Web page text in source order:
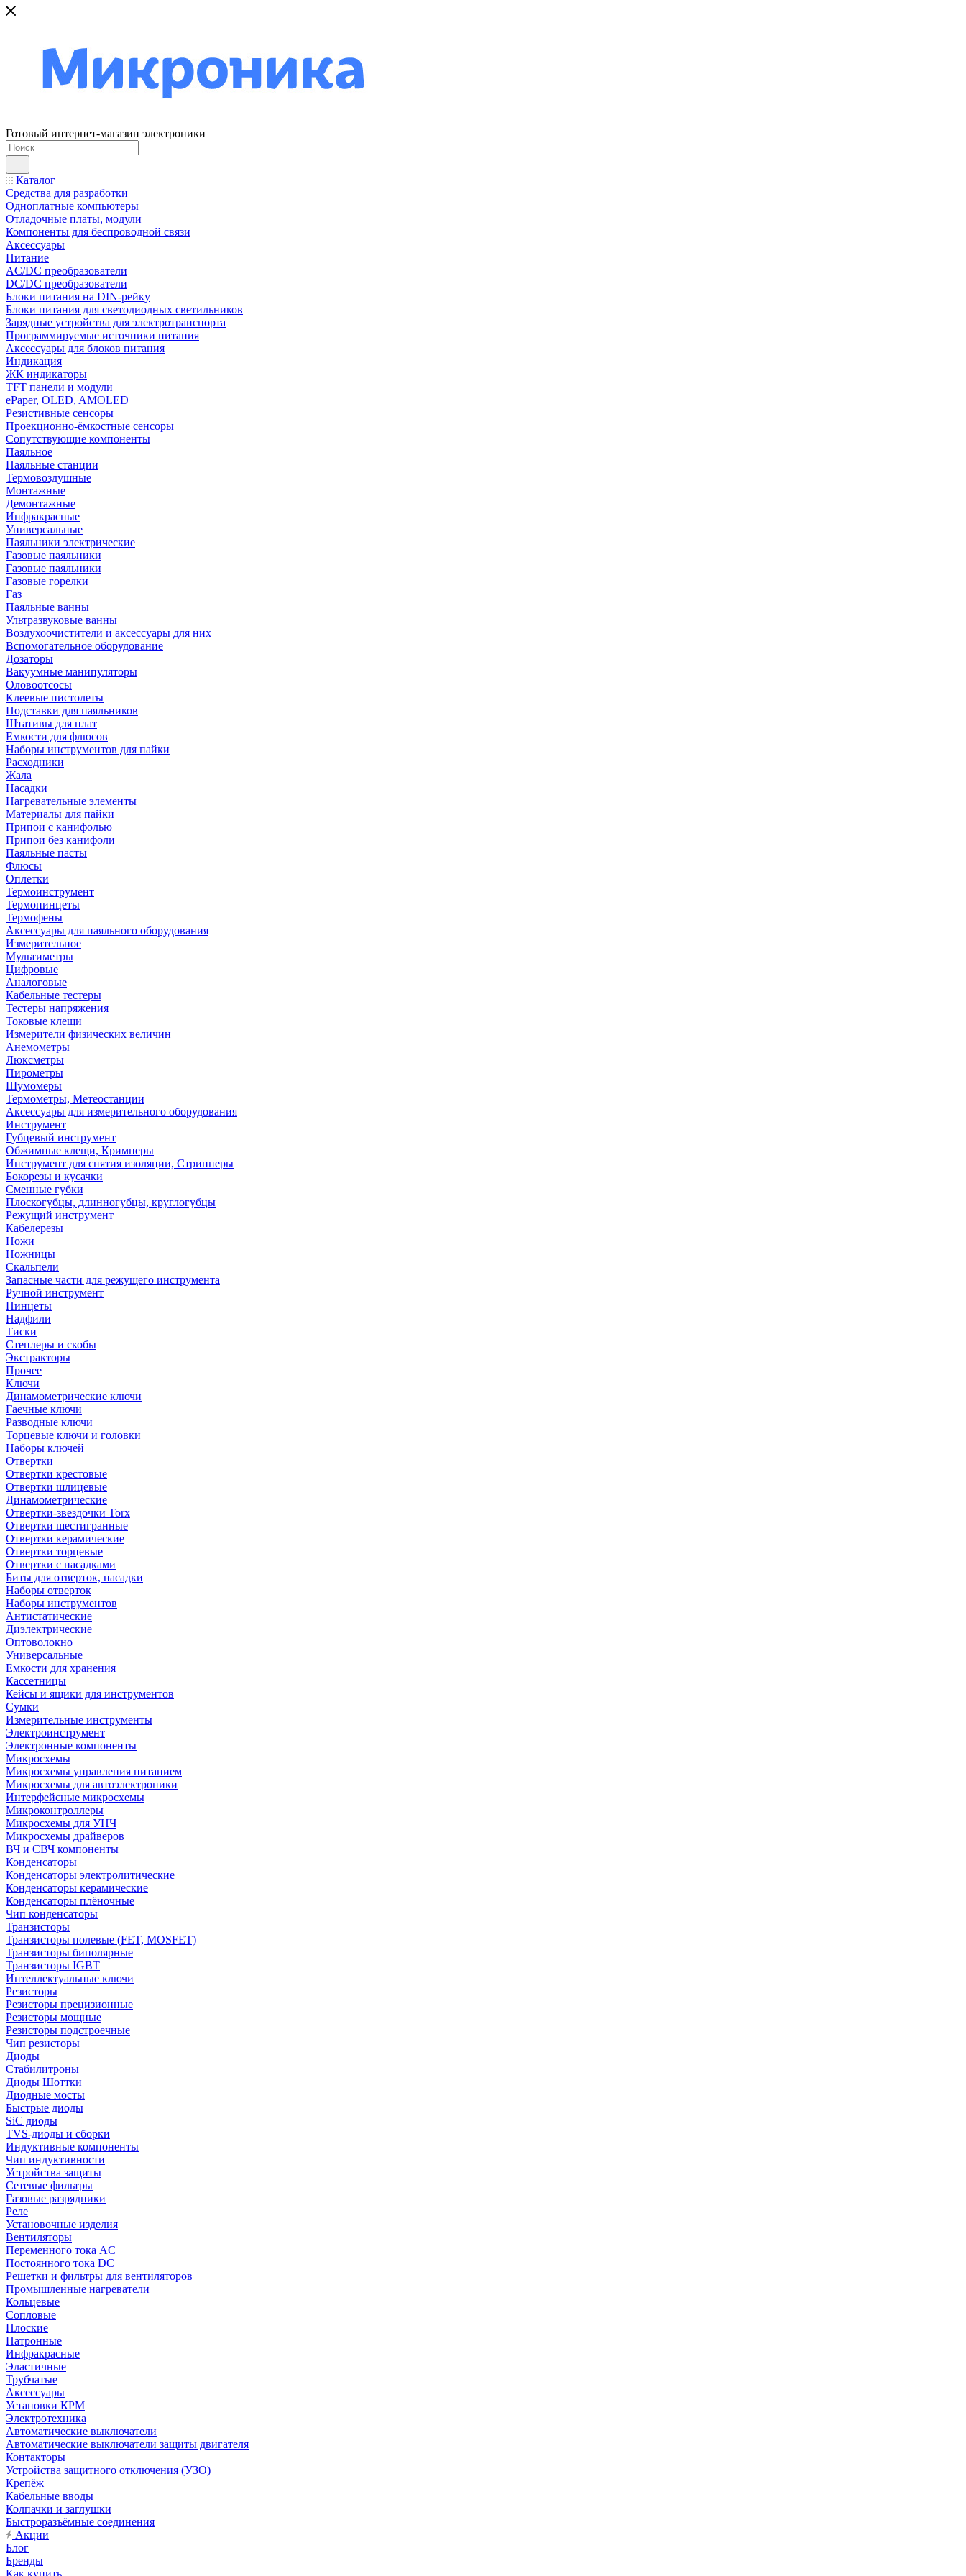
Готовый интернет-магазин электроники
Каталог
Средства для разработки
Одноплатные компьютеры
Отладочные платы, модули
Компоненты для беспроводной связи
Аксессуары
Питание
AC/DC преобразователи
DC/DC преобразователи
Блоки питания на DIN-рейку
Блоки питания для светодиодных светильников
Зарядные устройства для электротранспорта
Программируемые источники питания
Аксессуары для блоков питания
Индикация
ЖК индикаторы
TFT панели и модули
ePaper, OLED, AMOLED
Резистивные сенсоры
Проекционно-ёмкостные сенсоры
Сопутствующие компоненты
Паяльное
Паяльные станции
Термовоздушные
Монтажные
Демонтажные
Инфракрасные
Универсальные
Паяльники электрические
Газовые паяльники
Газовые паяльники
Газовые горелки
Газ
Паяльные ванны
Ультразвуковые ванны
Воздухоочистители и аксессуары для них
Вспомогательное оборудование
Дозаторы
Вакуумные манипуляторы
Оловоотсосы
Клеевые пистолеты
Подставки для паяльников
Штативы для плат
Емкости для флюсов
Наборы инструментов для пайки
Расходники
Жала
Насадки
Нагревательные элементы
Материалы для пайки
Припои с канифолью
Припои без канифоли
Паяльные пасты
Флюсы
Оплетки
Термоинструмент
Термопинцеты
Термофены
Аксессуары для паяльного оборудования
Измерительное
Мультиметры
Цифровые
Аналоговые
Кабельные тестеры
Тестеры напряжения
Токовые клещи
Измерители физических величин
Анемометры
Люксметры
Пирометры
Шумомеры
Термометры, Метеостанции
Аксессуары для измерительного оборудования
Инструмент
Губцевый инструмент
Обжимные клещи, Кримперы
Инструмент для снятия изоляции, Стрипперы
Бокорезы и кусачки
Сменные губки
Плоскогубцы, длинногубцы, круглогубцы
Режущий инструмент
Кабелерезы
Ножи
Ножницы
Скальпели
Запасные части для режущего инструмента
Ручной инструмент
Пинцеты
Надфили
Тиски
Степлеры и скобы
Экстракторы
Прочее
Ключи
Динамометрические ключи
Гаечные ключи
Разводные ключи
Торцевые ключи и головки
Наборы ключей
Отвертки
Отвертки крестовые
Отвертки шлицевые
Динамометрические
Отвертки-звездочки Torx
Отвертки шестигранные
Отвертки керамические
Отвертки торцевые
Отвертки с насадками
Биты для отверток, насадки
Наборы отверток
Наборы инструментов
Антистатические
Диэлектрические
Оптоволокно
Универсальные
Емкости для хранения
Кассетницы
Кейсы и ящики для инструментов
Сумки
Измерительные инструменты
Электроинструмент
Электронные компоненты
Микросхемы
Микросхемы управления питанием
Микросхемы для автоэлектроники
Интерфейсные микросхемы
Микроконтроллеры
Микросхемы для УНЧ
Микросхемы драйверов
ВЧ и СВЧ компоненты
Конденсаторы
Конденсаторы электролитические
Конденсаторы керамические
Конденсаторы плёночные
Чип конденсаторы
Транзисторы
Транзисторы полевые (FET, MOSFET)
Транзисторы биполярные
Транзисторы IGBT
Интеллектуальные ключи
Резисторы
Резисторы прецизионные
Резисторы мощные
Резисторы подстроечные
Чип резисторы
Диоды
Стабилитроны
Диоды Шоттки
Диодные мосты
Быстрые диоды
SiC диоды
TVS-диоды и сборки
Индуктивные компоненты
Чип индуктивности
Устройства защиты
Сетевые фильтры
Газовые разрядники
Реле
Установочные изделия
Вентиляторы
Переменного тока AC
Постоянного тока DC
Решетки и фильтры для вентиляторов
Промышленные нагреватели
Кольцевые
Сопловые
Плоские
Патронные
Инфракрасные
Эластичные
Трубчатые
Аксессуары
Установки КРМ
Электротехника
Автоматические выключатели
Автоматические выключатели защиты двигателя
Контакторы
Устройства защитного отключения (УЗО)
Крепёж
Кабельные вводы
Колпачки и заглушки
Быстроразъёмные соединения
Акции
Блог
Бренды
Как купить